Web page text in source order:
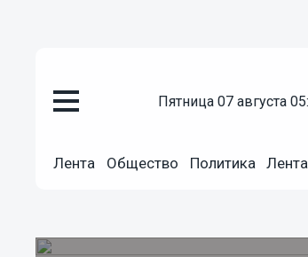
пятница 07 августа
Лента Общество Политика
Выездное заседание